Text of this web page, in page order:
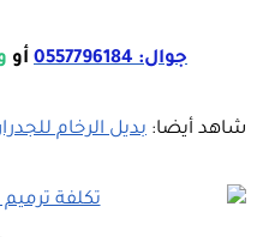
جوال: 0557796184 أو
شاهد أيضا: بديل الرخام